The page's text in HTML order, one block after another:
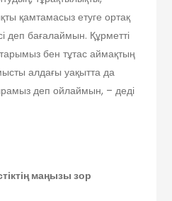
қамтамасыз етуге ортақ
деп бағалаймын. Құрметті
бен тұтас аймақтың
алдағы уақытта да
деп ойлаймын, – деді
маңызы зор